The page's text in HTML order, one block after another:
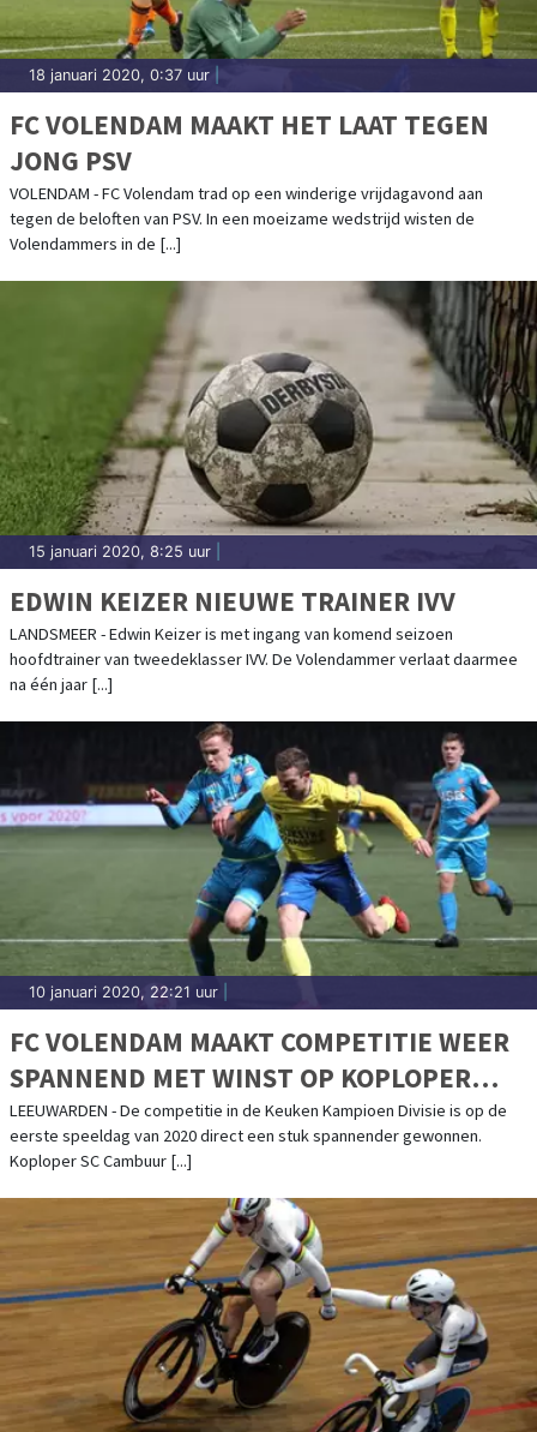
18 januari 2020, 0:37 uur
FC VOLENDAM MAAKT HET LAAT TEGEN
JONG PSV
VOLENDAM - FC Volendam trad op een winderige vrijdagavond aan
tegen de beloften van PSV. In een moeizame wedstrijd wisten de
Volendammers in de [...]
15 januari 2020, 8:25 uur
EDWIN KEIZER NIEUWE TRAINER IVV
LANDSMEER - Edwin Keizer is met ingang van komend seizoen
hoofdtrainer van tweedeklasser IVV. De Volendammer verlaat daarmee
na één jaar [...]
10 januari 2020, 22:21 uur
FC VOLENDAM MAAKT COMPETITIE WEER
SPANNEND MET WINST OP KOPLOPER
CAMBUUR
LEEUWARDEN - De competitie in de Keuken Kampioen Divisie is op de
eerste speeldag van 2020 direct een stuk spannender gewonnen.
Koploper SC Cambuur [...]